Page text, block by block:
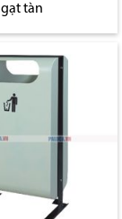
gạt tàn